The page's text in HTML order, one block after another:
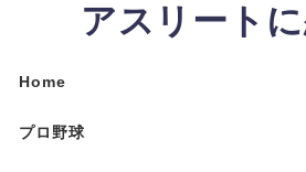
アスリート
Home
プロ野球